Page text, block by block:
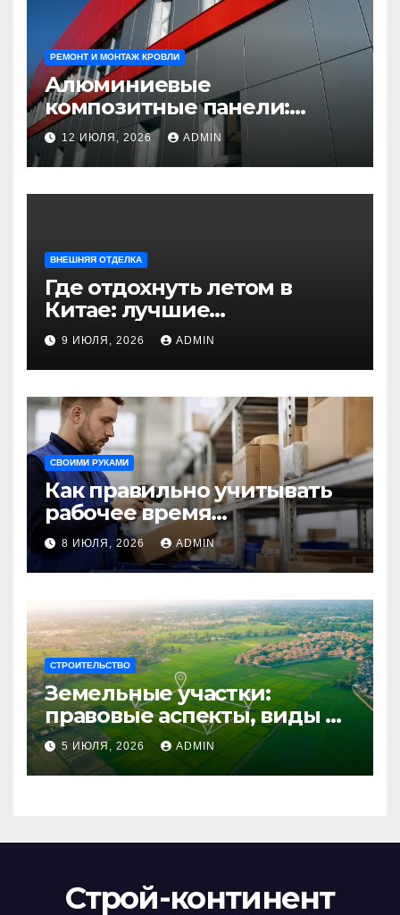
РЕМОНТ И МОНТАЖ КРОВЛИ
Алюминиевые
композитные панели:
универсальное решение
для современного
строительства и дизайна
12 ИЮЛЯ, 2026 ADMIN
ВНЕШНЯЯ ОТДЕЛКА
Где отдохнуть летом в
Китае: лучшие
направления для
незабываемого
путешествия
9 ИЮЛЯ, 2026 ADMIN
СВОИМИ РУКАМИ
Как правильно учитывать
рабочее время
сотрудников: советы для
бизнеса
8 ИЮЛЯ, 2026 ADMIN
СТРОИТЕЛЬСТВО
Земельные участки:
правовые аспекты, виды и
возможности
использования
5 ИЮЛЯ, 2026 ADMIN
Строй-континент